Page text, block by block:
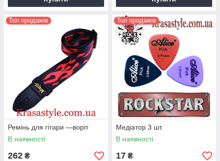
Топ продажів
Ремінь для гітари —воріт
В наявності
262 ₴
Топ продажів
Медіатор 3 шт.
В наявності
17 ₴